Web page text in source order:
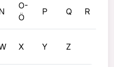
O-
Ö
P Q R
X Y Z